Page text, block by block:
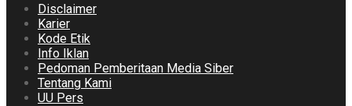
Disclaimer
Karier
Kode Etik
Info Iklan
Pedoman Pemberitaan Media Siber
Tentang Kami
UU Pers